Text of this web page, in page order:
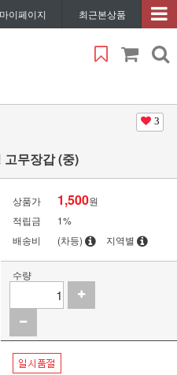
마이페이지 최근본상품
3
고무장갑 (중)
상품가 1,500원
적립금
1%
배송비
(차등) 지역별
수량